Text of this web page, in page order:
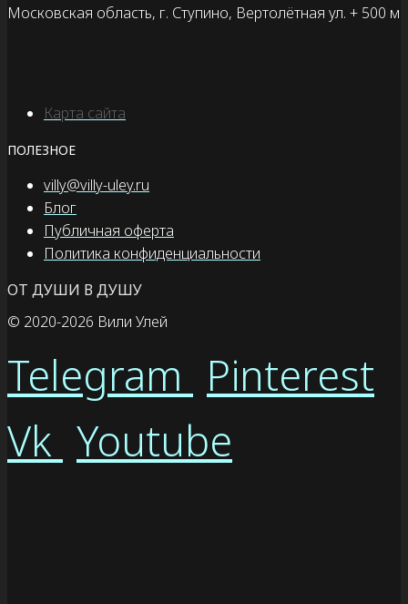
Московская область, г. Ступино, Вертолётная ул. + 500 м
Карта сайта
ПОЛЕЗНОЕ
villy@villy-uley.ru
Блог
Публичная оферта
Политика конфиденциальности
ОТ ДУШИ В ДУШУ
© 2020-2026 Вили Улей
Telegram Pinterest
Vk Youtube